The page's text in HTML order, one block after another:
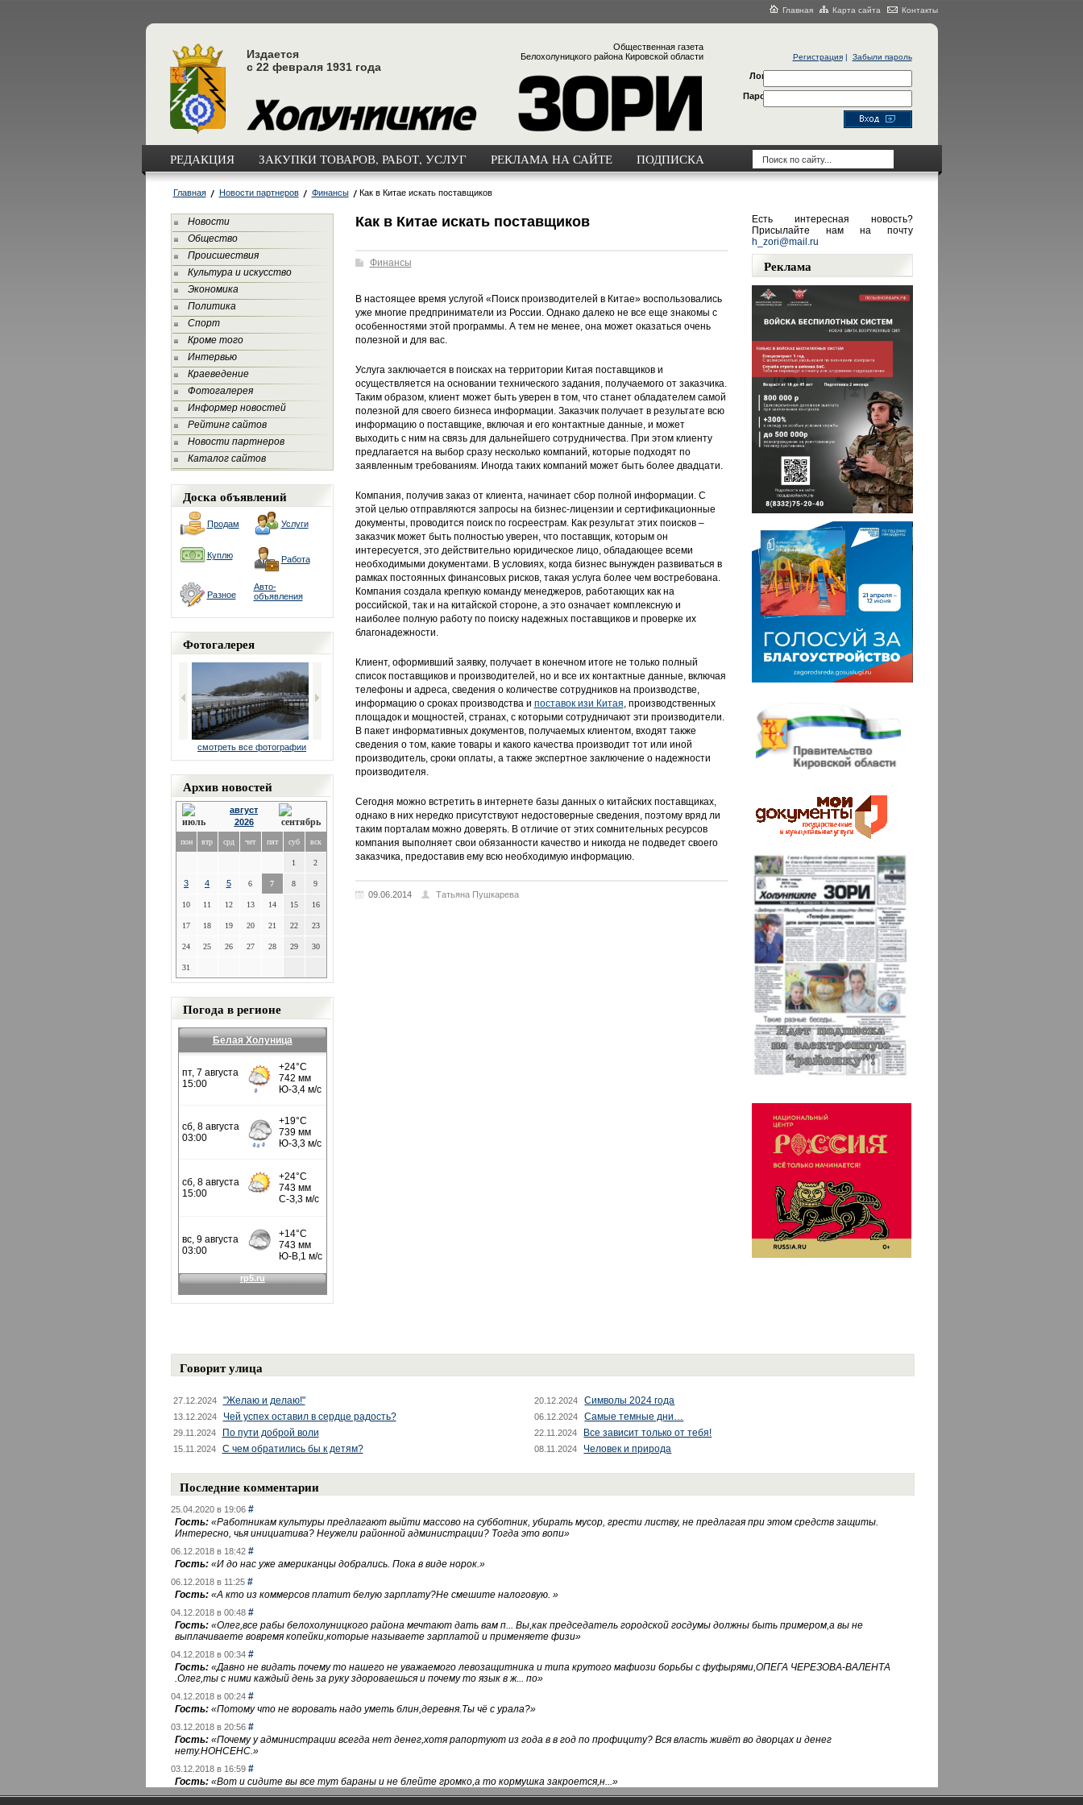
Главная Карта сайта Контакты
Издается
с 22 февраля 1931 года
Общественная газета
Белохолуницкого района Кировской области
Регистрация| Забыли пароль
Логин
Пароль
РЕДАКЦИЯ ЗАКУПКИ ТОВАРОВ, РАБОТ, УСЛУГ РЕКЛАМА НА САЙТЕ ПОДПИСКА
Главная Новости партнеров Финансы Как в Китае искать поставщиков
Новости
Общество
Происшествия
Культура и искусство
Экономика
Политика
Спорт
Кроме того
Интервью
Краеведение
Фотогалерея
Информер новостей
Рейтинг сайтов
Новости партнеров
Каталог сайтов
Доска объявлений
Продам Услуги
Куплю Работа
Разное
Авто-
объявления
Фотогалерея
смотреть все фотографии
Архив новостей
август
2026
пон втр срд чет пят суб вск
1 2
3 4 5 6 7 8 9
10 11 12 13 14 15 16
17 18 19 20 21 22 23
24 25 26 27 28 29 30
31
Погода в регионе
Белая Холуница
Как в Китае искать поставщиков
Финансы
В настоящее время услугой «Поиск производителей в Китае» воспользовались
уже многие предприниматели из России. Однако далеко не все еще знакомы с
особенностями этой программы. А тем не менее, она может оказаться очень
полезной и для вас.
Услуга заключается в поисках на территории Китая поставщиков и
осуществляется на основании технического задания, получаемого от заказчика.
Таким образом, клиент может быть уверен в том, что станет обладателем самой
полезной для своего бизнеса информации. Заказчик получает в результате всю
информацию о поставщике, включая и его контактные данные, и может
выходить с ним на связь для дальнейшего сотрудничества. При этом клиенту
предлагается на выбор сразу несколько компаний, которые подходят по
заявленным требованиям. Иногда таких компаний может быть более двадцати.
Компания, получив заказ от клиента, начинает сбор полной информации. С
этой целью отправляются запросы на бизнес-лицензии и сертификационные
документы, проводится поиск по госреестрам. Как результат этих поисков –
заказчик может быть полностью уверен, что поставщик, которым он
интересуется, это действительно юридическое лицо, обладающее всеми
необходимыми документами. В условиях, когда бизнес вынужден развиваться в
рамках постоянных финансовых рисков, такая услуга более чем востребована.
Компания создала крепкую команду менеджеров, работающих как на
российской, так и на китайской стороне, а это означает комплексную и
наиболее полную работу по поиску надежных поставщиков и проверке их
благонадежности.
Клиент, оформивший заявку, получает в конечном итоге не только полный
список поставщиков и производителей, но и все их контактные данные, включая
телефоны и адреса, сведения о количестве сотрудников на производстве,
информацию о сроках производства и поставок изи Китая, производственных
площадок и мощностей, странах, с которыми сотрудничают эти производители.
В пакет информативных документов, получаемых клиентом, входят также
сведения о том, какие товары и какого качества производит тот или иной
производитель, сроки оплаты, а также экспертное заключение о надежности
производителя.
Сегодня можно встретить в интернете базы данных о китайских поставщиках,
однако в них нередко присутствуют недостоверные сведения, поэтому вряд ли
таким порталам можно доверять. В отличие от этих сомнительных ресурсов
компания выполняет свои обязанности качество и никогда не подведет своего
заказчика, предоставив ему всю необходимую информацию.
09.06.2014 Татьяна Пушкарева
Есть интересная новость?
Присылайте нам на почту
h_zori@mail.ru
Реклама
Говорит улица
27.12.2024 "Желаю и делаю!" 20.12.2024 Символы 2024 года
13.12.2024 Чей успех оставил в сердце радость? 06.12.2024 Самые темные дни…
29.11.2024 По пути доброй воли 22.11.2024 Все зависит только от тебя!
15.11.2024 С чем обратились бы к детям? 08.11.2024 Человек и природа
Последние комментарии
25.04.2020 в 19:06 #
Гость: «Работникам культуры предлагают выйти массово на субботник, убирать мусор, грести листву, не предлагая при этом средств защиты.
Интересно, чья инициатива? Неужели районной администрации? Тогда это вопи»
06.12.2018 в 18:42 #
Гость: «И до нас уже американцы добрались. Пока в виде норок.»
06.12.2018 в 11:25 #
Гость: «А кто из коммерсов платит белую зарплату?Не смешите налоговую. »
04.12.2018 в 00:48 #
Гость: «Олег,все рабы белохолуницкого района мечтают дать вам п... Вы,как председатель городской госдумы должны быть примером,а вы не
выплачиваете вовремя копейки,которые называете зарплатой и применяете физи»
04.12.2018 в 00:34 #
Гость: «Давно не видать почему то нашего не уважаемого левозащитника и типа крутого мафиози борьбы с фуфырями,ОПЕГА ЧЕРЕЗОВА-ВАЛЕНТА
.Олег,ты с ними каждый день за руку здороваешься и почему то язык в ж... по»
04.12.2018 в 00:24 #
Гость: «Потому что не воровать надо уметь блин,деревня.Ты чё с урала?»
03.12.2018 в 20:56 #
Гость: «Почему у администрации всегда нет денег,хотя рапортуют из года в в год по профициту? Вся власть живёт во дворцах и денег
нету.НОНСЕНС.»
03.12.2018 в 16:59 #
Гость: «Вот и сидите вы все тут бараны и не блейте громко,а то кормушка закроется,н...»